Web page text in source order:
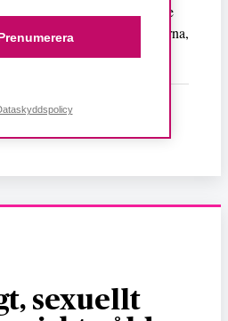
Eritreas regering så länge
och de mänskliga rättigheterna,
sexuellt